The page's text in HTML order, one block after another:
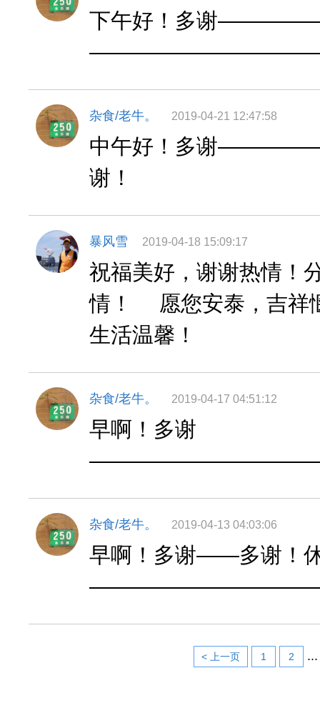
下午好！多谢
杂食/老牛。 2019-04-21 12:47:58
中午好！多谢
谢！
暴风雪 2019-04-18 15:09:17
祝福美好，谢谢热情！
情！ 愿您安泰，吉祥
生活温馨！
杂食/老牛。 2019-04-17 04:51:12
早啊！多谢
杂食/老牛。 2019-04-13 04:03:06
早啊！多谢——多谢！
< 上一页 1 2